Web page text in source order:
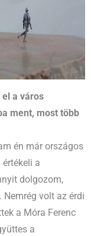
a város
ment, most több
én már országos
a
dolgozom,
Nemrég volt az érdi
a Móra Ferenc
a